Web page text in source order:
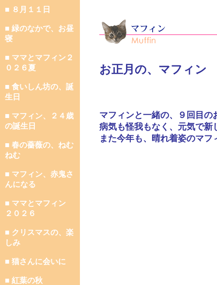
■ ８月１１日
■ 緑のなかで、お昼
寝
■ ママとマフィン２
０２６夏
■ 食いしん坊の、誕
生日
■ マフィン、２４歳
の誕生日
■ 春の薔薇の、ねむ
ねむ
■ マフィン、赤鬼さ
んになる
■ ママとマフィン
２０２６
■ クリスマスの、楽
しみ
■ 猫さんに会いに
■ 紅葉の秋
お正月の、マフィン
マフィンと一緒の、９回目の
病気も怪我もなく、元気で新
また今年も、晴れ着姿のマ